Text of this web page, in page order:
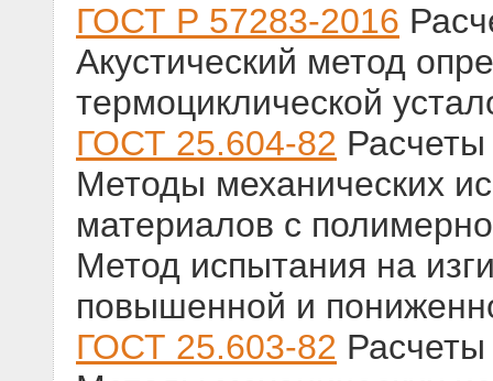
ГОСТ Р 57283-2016
Акустический метод
термоциклической
ГОСТ 25.604-82
Методы механических
материалов с
Метод испытания на
повышенной и
ГОСТ 25.603-82